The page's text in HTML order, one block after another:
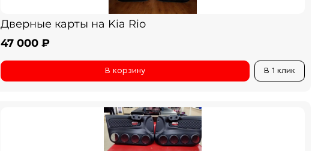
Дверные карты на Kia Rio
47 000 ₽
В 1 клик
В корзину